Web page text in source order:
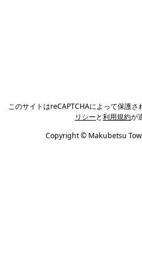
このサイトはreCAPTCHAによって保護
リシーと利用規約が
Copyright © Makubetsu